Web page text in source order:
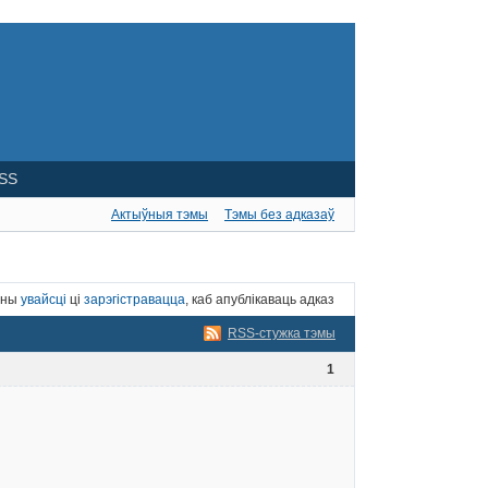
Актыўныя тэмы Тэмы без адказаў
увайсці ці зарэгістравацца , каб апублікаваць адказ
RSS-стужка тэмы
1